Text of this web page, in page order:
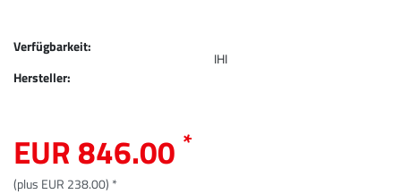
Verfügbarkeit:
Hersteller:
IHI
EUR 846.00 *
(plus EUR 238.00) *